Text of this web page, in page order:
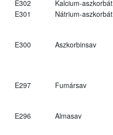
E302
Kalcium-aszkorbát
E301
Nátrium-aszkorbát
E300 Aszkorbinsav
E297 Fumársav
E296 Almasav